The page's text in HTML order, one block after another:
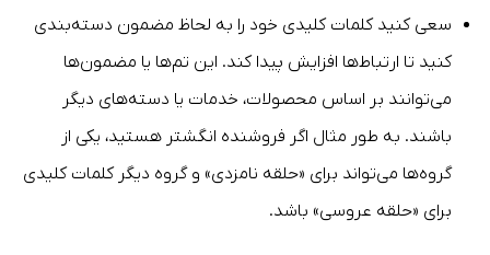
سعی کنید کلمات کلیدی خود را به لحاظ مضمون دسته‌بندی
کنید تا ارتباط‌ها افزایش پیدا کند. این تم‌ها یا مضمون‌ها
می‌توانند بر اساس محصولات، خدمات یا دسته‌های دیگر
باشند. به طور مثال اگر فروشنده انگشتر هستید، یکی از
گروه‌ها می‌تواند برای «حلقه نامزدی» و گروه دیگر کلمات کلیدی
برای «حلقه عروسی» باشد.